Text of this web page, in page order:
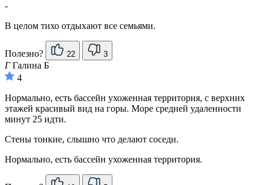
-
В целом тихо отдыхают все семьями.
Полезно? 22 3
ГГалина Б
4
Нормально, есть бассейн ухоженная территория, с верхних
этажей красивый вид на горы. Море средней удаленности
минут 25 идти.
Стены тонкие, слышно что делают соседи.
Нормально, есть бассейн ухоженная территория.